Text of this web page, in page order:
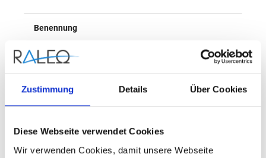
Zustimmung Details Über Cookies
Diese Webseite verwendet Cookies
Wir verwenden Cookies, damit unsere Webseite
Benennung
Kugelhahn
Nenndruck